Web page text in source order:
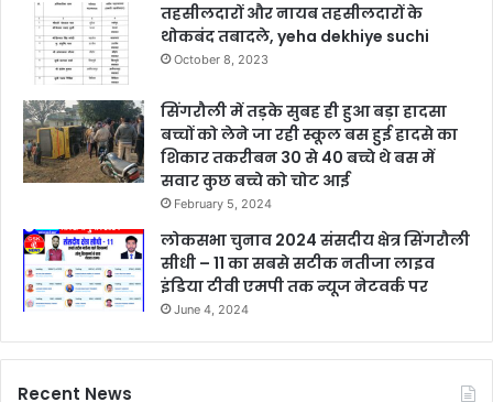
तहसीलदारों और नायब तहसीलदारों के
थोकबंद तबादले, yeha dekhiye suchi
October 8, 2023
सिंगरौली में तड़के सुबह ही हुआ बड़ा हादसा
बच्चों को लेने जा रही स्कूल बस हुई हादसे का
शिकार तकरीबन 30 से 40 बच्चे थे बस में
सवार कुछ बच्चे को चोट आई
February 5, 2024
लोकसभा चुनाव 2024 संसदीय क्षेत्र सिंगरौली
सीधी – 11 का सबसे सटीक नतीजा लाइव
इंडिया टीवी एमपी तक न्यूज नेटवर्क पर
June 4, 2024
Recent News